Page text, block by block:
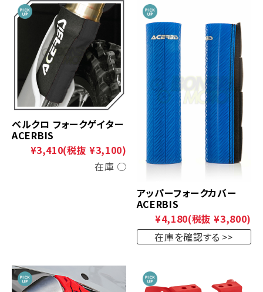
ベルクロ フォークゲイター
ACERBIS
¥3,410(税抜 ¥3,100)
在庫 ○
アッパーフォークカバー
ACERBIS
¥4,180(税抜 ¥3,800)
在庫を確認する